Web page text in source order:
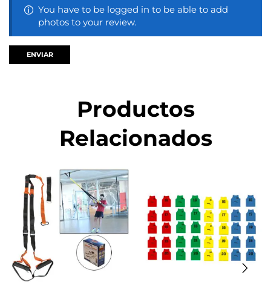
You have to be logged in to be able to add
photos to your review.
Productos
Relacionados